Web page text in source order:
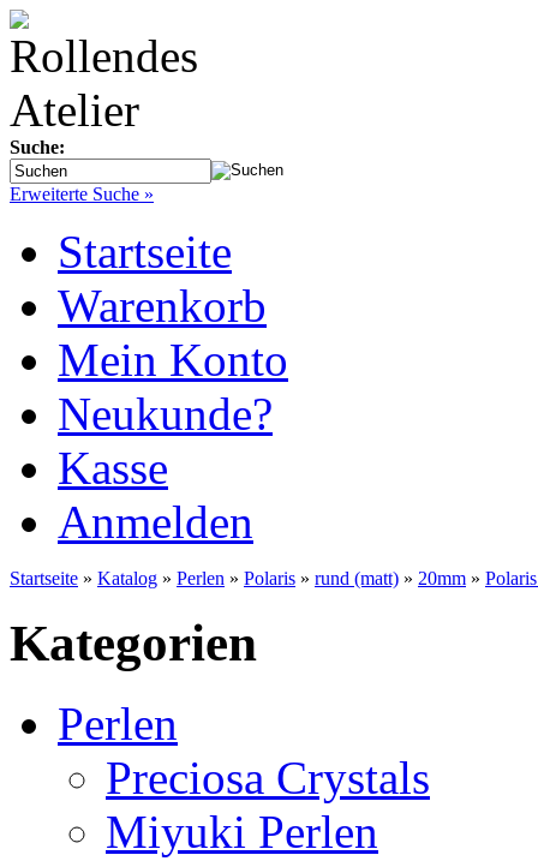
Suche:
Erweiterte Suche »
Startseite
Warenkorb
Mein Konto
Neukunde?
Kasse
Anmelden
Startseite » Katalog » Perlen » Polaris » rund (matt) » 20mm »
Kategorien
Perlen
Preciosa Crystals
Miyuki Perlen